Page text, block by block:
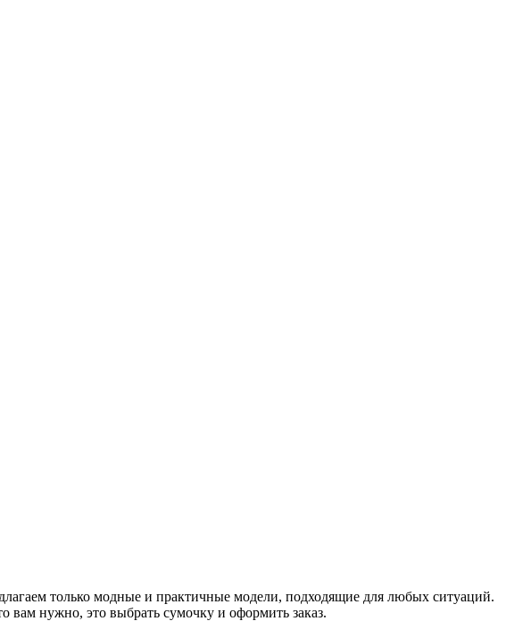
только модные и практичные модели, подходящие для любых ситуаций.
вам нужно, это выбрать сумочку и оформить заказ.